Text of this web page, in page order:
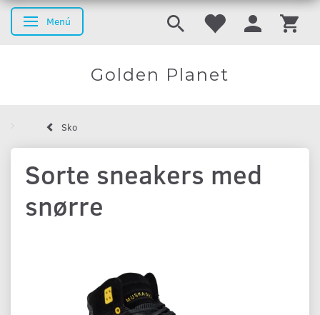
Navegación de palanca
Menú
Golden Planet
Sko
Sorte sneakers med
snørre